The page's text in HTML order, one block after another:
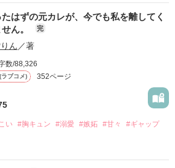
はずの元カレが、今でも私を離してく
ん。
完
ん ／著
数/88,326
ラブコメ) 352ページ
い #胸キュン #溺愛 #嫉妬 #甘々 #ギャップ